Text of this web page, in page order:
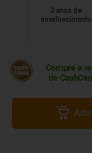
3 anos de
envelhecimento
Compre e
de